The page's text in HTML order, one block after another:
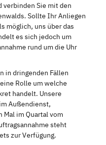
verbinden Sie mit den
Sollte Ihr Anliegen
möglich, uns über das
es sich jedoch um
rund um die Uhr
in dringenden Fällen
Rolle um welche
handelt. Unsere
Außendienst,
Mal im Quartal vom
steht
zur Verfügung.